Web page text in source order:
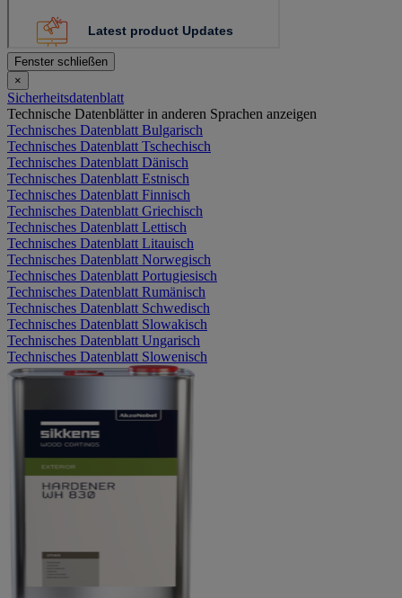
Fenster schließen
×
Sicherheitsdatenblatt
Technische Datenblätter in anderen Sprachen anzeigen
Technisches Datenblatt Bulgarisch
Technisches Datenblatt Tschechisch
Technisches Datenblatt Dänisch
Technisches Datenblatt Estnisch
Technisches Datenblatt Finnisch
Technisches Datenblatt Griechisch
Technisches Datenblatt Lettisch
Technisches Datenblatt Litauisch
Technisches Datenblatt Norwegisch
Technisches Datenblatt Portugiesisch
Technisches Datenblatt Rumänisch
Technisches Datenblatt Schwedisch
Technisches Datenblatt Slowakisch
Technisches Datenblatt Ungarisch
Technisches Datenblatt Slowenisch